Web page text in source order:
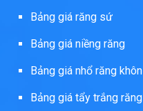
Bảng giá răng sứ
Bảng giá niềng răng
Bảng giá nhổ răng khôn
Bảng giá tẩy trắng răng